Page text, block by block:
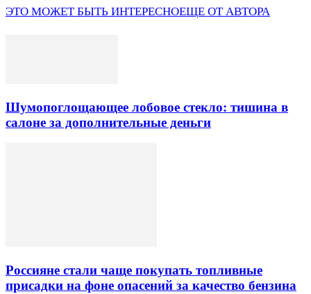
ЭТО МОЖЕТ БЫТЬ ИНТЕРЕСНОЕЩЕ ОТ АВТОРА
Шумопоглощающее лобовое стекло: тишина в
салоне за дополнительные деньги
Россияне стали чаще покупать топливные
присадки на фоне опасений за качество бензина